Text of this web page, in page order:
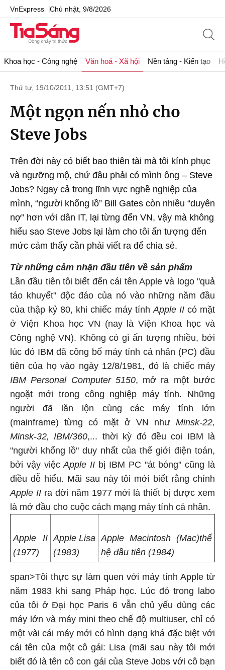
VnExpress Chủ nhật, 9/8/2026
Khoa học - Công nghệ Văn hoá - Xã hội Nền tảng - Kiến tạo
Thứ tư, 19/10/2011, 13:51 (GMT+7)
Một ngọn nến nhỏ cho
Steve Jobs
Trên đời này có biết bao thiên tài mà tôi kính phục
và ngưỡng mộ, chứ đâu phải có mình ông – Steve
Jobs? Ngay cả trong lĩnh vực nghề nghiệp của
mình, “người khổng lồ” Bill Gates còn nhiều “duyên
nợ” hơn với dân IT, lại từng đến VN, vậy mà không
hiểu sao Steve Jobs lại làm cho tôi ấn tượng đến
mức cảm thấy cần phải viết ra để chia sẻ.
Từ những cảm nhận đầu tiên về sản phẩm
Lần đầu tiên tôi biết đến cái tên Apple và logo "quả
táo khuyết" độc đáo của nó vào những năm đầu
của thập kỷ 80, khi chiếc máy tínhApple IIcó mặt
ở Viện Khoa học VN (nay là Viện Khoa học và
Công nghệ VN). Không có gì ấn tượng nhiều, bởi
lúc đó IBM đã công bố máy tính cá nhân (PC) đầu
tiên của họ vào ngày 12/8/1981, đó là chiếc máy
IBM Personal Computer 5150, mở ra một bước
ngoặt mới trong công nghiệp máy tính. Những
người đã lăn lộn cùng các máy tính lớn
(mainframe) từng có mặt ở VN như Minsk-22,
Minsk-32, IBM/360,... thời kỳ đó đều coi IBM là
"người khổng lồ" duy nhất của thế giới điện toán,
bởi vậy việcApple II bị IBM PC "át bóng" cũng là
điều dễ hiểu. Mãi sau này tôi mới biết rằng chính
Apple II ra đời năm 1977 mới là thiết bị được xem
là mở đầu cho cuộc cách mạng máy tính cá nhân.
Apple II
(1977)
Apple Lisa
(1983)
Apple Macintosh (Mac)thế
hệ đầu tiên (1984)
span>Tôi thực sự làm quen với máy tính Apple từ
năm 1983 khi sang Pháp học. Lúc đó trong labo
của tôi ở Đại học Paris 6 vẫn chủ yếu dùng các
máy lớn và máy mini theo chế độ multiuser, chỉ có
một vài cái máy mới có hình dạng khá đặc biệt với
cái tên của một cô gái: Lisa (mãi sau này tôi mới
biết đó là tên cô con gái của Steve Jobs với cô bạn